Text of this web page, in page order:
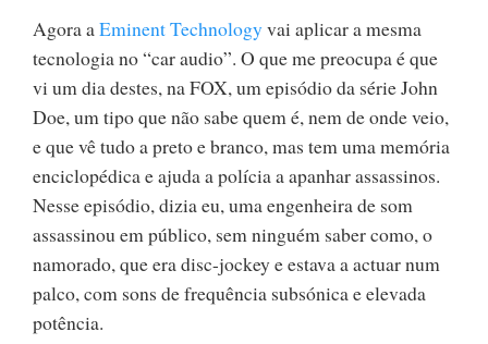
Agora aEminent Technologyvai aplicar a mesma
tecnologia no “car audio”. O que me preocupa é que
vi um dia destes, na FOX, um episódio da série John
Doe, um tipo que não sabe quem é, nem de onde veio,
e que vê tudo a preto e branco, mas tem uma memória
enciclopédica e ajuda a polícia a apanhar assassinos.
Nesse episódio, dizia eu, uma engenheira de som
assassinou em público, sem ninguém saber como, o
namorado, que era disc-jockey e estava a actuar num
palco, com sons de frequência subsónica e elevada
potência.